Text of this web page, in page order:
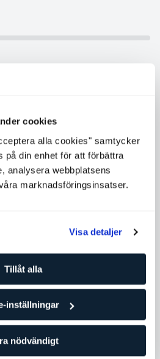
cookies
alla cookies" samtycker
på din enhet för att förbättra
analysera webbplatsens
marknadsföringsinsatser.
Visa detaljer
Tillåt alla
inställningar
nödvändigt
gruppklasser